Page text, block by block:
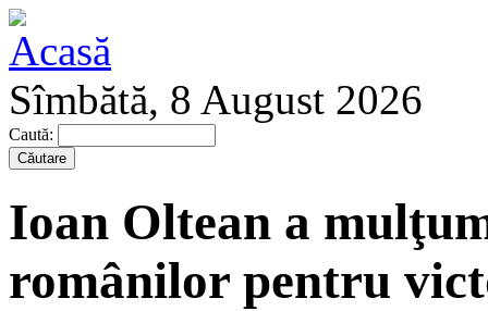
Sîmbătă, 8 August 2026
Caută:
Ioan Oltean a
românilor pentru